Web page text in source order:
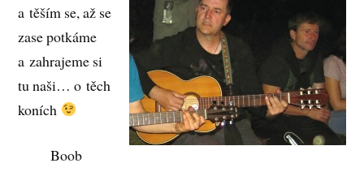
a těším se, až se
zase potkáme
a zahrajeme si
tu naši… o těch
koních
Boob